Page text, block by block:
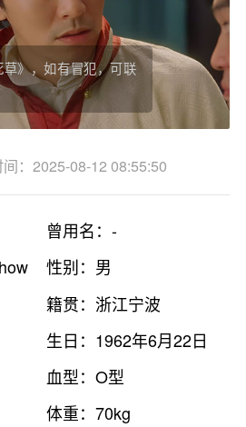
》，如有冒犯，可联
：2025-08-12 08:55:50
曾用名：-
性别：男
籍贯：浙江宁波
生日：1962年6月22日
血型：O型
体重：70kg